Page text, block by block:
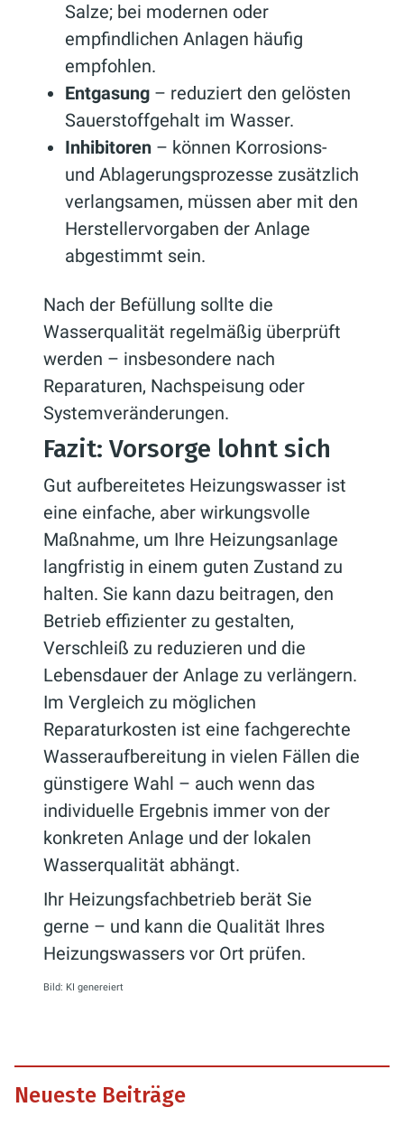
Salze; bei modernen oder
empfindlichen Anlagen häufig
empfohlen.
Entgasung – reduziert den gelösten
Sauerstoffgehalt im Wasser.
Inhibitoren – können Korrosions-
und Ablagerungsprozesse zusätzlich
verlangsamen, müssen aber mit den
Herstellervorgaben der Anlage
abgestimmt sein.
Nach der Befüllung sollte die
Wasserqualität regelmäßig überprüft
werden – insbesondere nach
Reparaturen, Nachspeisung oder
Systemveränderungen.
Fazit: Vorsorge lohnt sich
Gut aufbereitetes Heizungswasser ist
eine einfache, aber wirkungsvolle
Maßnahme, um Ihre Heizungsanlage
langfristig in einem guten Zustand zu
halten. Sie kann dazu beitragen, den
Betrieb effizienter zu gestalten,
Verschleiß zu reduzieren und die
Lebensdauer der Anlage zu verlängern.
Im Vergleich zu möglichen
Reparaturkosten ist eine fachgerechte
Wasseraufbereitung in vielen Fällen die
günstigere Wahl – auch wenn das
individuelle Ergebnis immer von der
konkreten Anlage und der lokalen
Wasserqualität abhängt.
Ihr Heizungsfachbetrieb berät Sie
gerne – und kann die Qualität Ihres
Heizungswassers vor Ort prüfen.
Bild: KI genereiert
Neueste Beiträge